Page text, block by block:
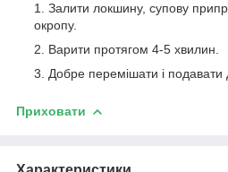
Залити локшину, супову
окропу.
Варити протягом 4-5 хвилин.
Добре перемішати і подавати
Приховати